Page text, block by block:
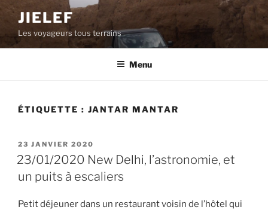
Aller
contenu
principal
JIELEF
Les voyageurs tous terrains
Menu
ÉTIQUETTE : JANTAR MANTAR
PUBLIÉ
LE
23 JANVIER 2020
23/01/2020 New Delhi, l’astronomie, et
un puits à escaliers
Petit déjeuner dans un restaurant voisin de l’hôtel qui